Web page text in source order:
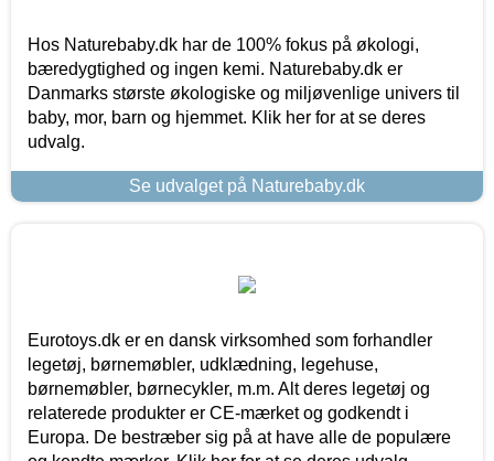
Hos Naturebaby.dk har de 100% fokus på økologi,
bæredygtighed og ingen kemi. Naturebaby.dk er
Danmarks største økologiske og miljøvenlige univers til
baby, mor, barn og hjemmet. Klik her for at se deres
udvalg.
Se udvalget på Naturebaby.dk
Eurotoys.dk er en dansk virksomhed som forhandler
legetøj, børnemøbler, udklædning, legehuse,
børnemøbler, børnecykler, m.m. Alt deres legetøj og
relaterede produkter er CE-mærket og godkendt i
Europa. De bestræber sig på at have alle de populære